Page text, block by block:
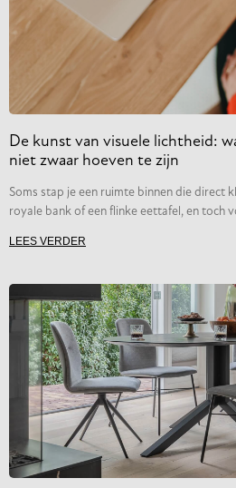
De kunst van visuele lichtheid:
niet zwaar hoeven te zijn
Soms stap je een ruimte binnen die direct
royale bank of een flinke eettafel, en toch
LEES VERDER